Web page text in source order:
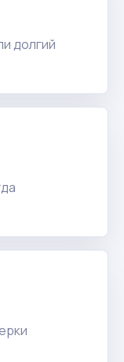
долгий